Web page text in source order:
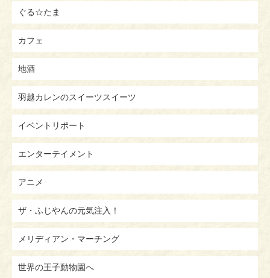
ぐる☆たま
カフェ
地酒
羽越カレンのスイーツスイーツ
イベントリポート
エンターテイメント
アニメ
ザ・ふじやんの元気注入！
メリディアン・マーチング
世界の王子動物園へ